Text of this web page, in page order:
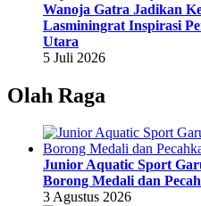
Wanoja Gatra Jadikan
Lasminingrat Inspirasi
Utara
5 Juli 2026
Olah Raga
Junior Aquatic Sport
Borong Medali dan
3 Agustus 2026